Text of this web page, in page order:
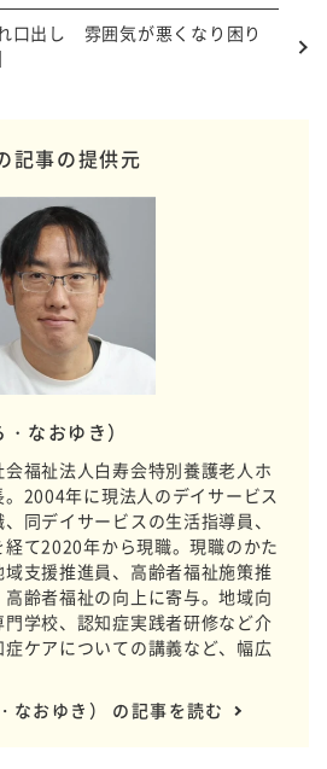
口出し 雰囲気が悪くなり困り
記事の提供元
なおゆき）
福祉法人白寿会特別養護老人ホ
2004年に現法人のデイサービス
同デイサービスの生活指導員、
て2020年から現職。現職のかた
支援推進員、高齢者福祉施策推
齢者福祉の向上に寄与。地域向
学校、認知症実践者研修など介
ケアについての講義など、幅広
なおゆき） の記事を読む